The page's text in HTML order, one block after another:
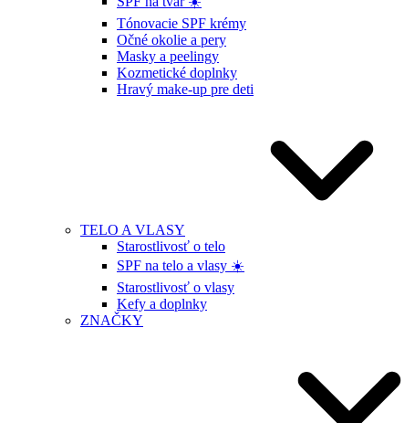
Tónovacie SPF krémy
Očné okolie a pery
Masky a peelingy
Kozmetické doplnky
Hravý make-up pre deti
TELO A VLASY
Starostlivosť o telo
SPF na telo a vlasy ☀️
Starostlivosť o vlasy
Kefy a doplnky
ZNAČKY